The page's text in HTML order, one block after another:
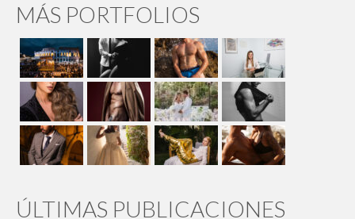
MÁS PORTFOLIOS
ÚLTIMAS PUBLICACIONES